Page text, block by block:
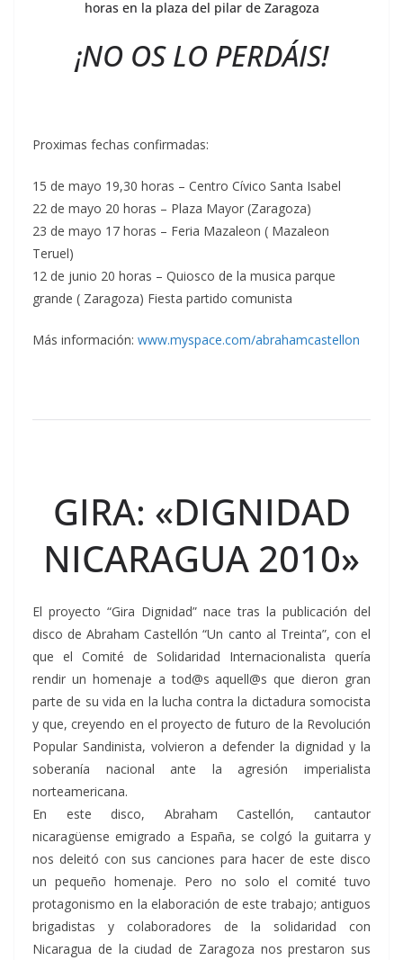
horas en la plaza del pilar de Zaragoza
¡NO OS LO PERDÁIS!
Proximas fechas confirmadas:
15 de mayo 19,30 horas – Centro Cívico Santa Isabel
22 de mayo 20 horas – Plaza Mayor (Zaragoza)
23 de mayo 17 horas – Feria Mazaleon ( Mazaleon
Teruel)
12 de junio 20 horas – Quiosco de la musica parque
grande ( Zaragoza) Fiesta partido comunista
Más información: www.myspace.com/abrahamcastellon
GIRA: «DIGNIDAD
NICARAGUA 2010»
El proyecto “Gira Dignidad” nace tras la publicación del
disco de Abraham Castellón “Un canto al Treinta”, con el
que el Comité de Solidaridad Internacionalista quería
rendir un homenaje a tod@s aquell@s que dieron gran
parte de su vida en la lucha contra la dictadura somocista
y que, creyendo en el proyecto de futuro de la Revolución
Popular Sandinista, volvieron a defender la dignidad y la
soberanía nacional ante la agresión imperialista
norteamericana.
En este disco, Abraham Castellón, cantautor
nicaragüense emigrado a España, se colgó la guitarra y
nos deleitó con sus canciones para hacer de este disco
un pequeño homenaje. Pero no solo el comité tuvo
protagonismo en la elaboración de este trabajo; antiguos
brigadistas y colaboradores de la solidaridad con
Nicaragua de la ciudad de Zaragoza nos prestaron sus